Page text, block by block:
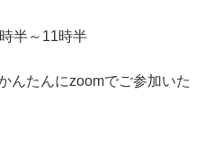
半～11時半
んたんにzoomでご参加いた